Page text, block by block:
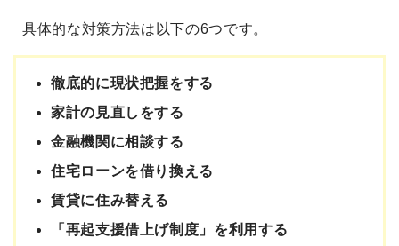
具体的な対策方法は以下の6つです。
徹底的に現状把握をする
家計の見直しをする
金融機関に相談する
住宅ローンを借り換える
賃貸に住み替える
「再起支援借上げ制度」を利用する